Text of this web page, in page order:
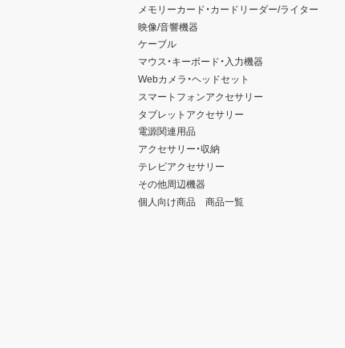
メモリーカード・カードリーダー/ライター
映像/音響機器
ケーブル
マウス・キーボード・入力機器
Webカメラ・ヘッドセット
スマートフォンアクセサリー
タブレットアクセサリー
電源関連用品
アクセサリー・収納
テレビアクセサリー
その他周辺機器
個人向け商品 商品一覧